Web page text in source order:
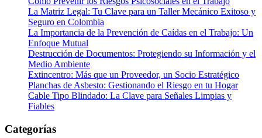
La Matriz Legal: Tu Clave para un Taller Mecánico Exitoso y
Seguro en Colombia
La Importancia de la Prevención de Caídas en el Trabajo: Un
Enfoque Mutual
Destrucción de Documentos: Protegiendo su Información y el
Medio Ambiente
Extincentro: Más que un Proveedor, un Socio Estratégico
Planchas de Asbesto: Gestionando el Riesgo en tu Hogar
Cable Tipo Blindado: La Clave para Señales Limpias y
Fiables
Categorías